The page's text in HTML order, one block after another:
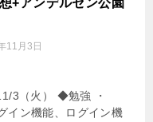
+アンデルセン公園
11月3日
3（火） ◆勉強 ・
ン機能、ログイン機